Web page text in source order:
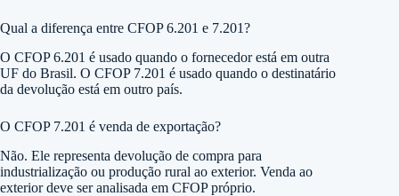
Qual a diferença entre CFOP 6.201 e 7.201?
O CFOP 6.201 é usado quando o fornecedor está em outra
UF do Brasil. O CFOP 7.201 é usado quando o destinatário
da devolução está em outro país.
O CFOP 7.201 é venda de exportação?
Não. Ele representa devolução de compra para
industrialização ou produção rural ao exterior. Venda ao
exterior deve ser analisada em CFOP próprio.